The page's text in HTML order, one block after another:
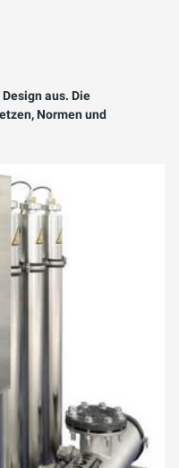
aus. Die
Normen und